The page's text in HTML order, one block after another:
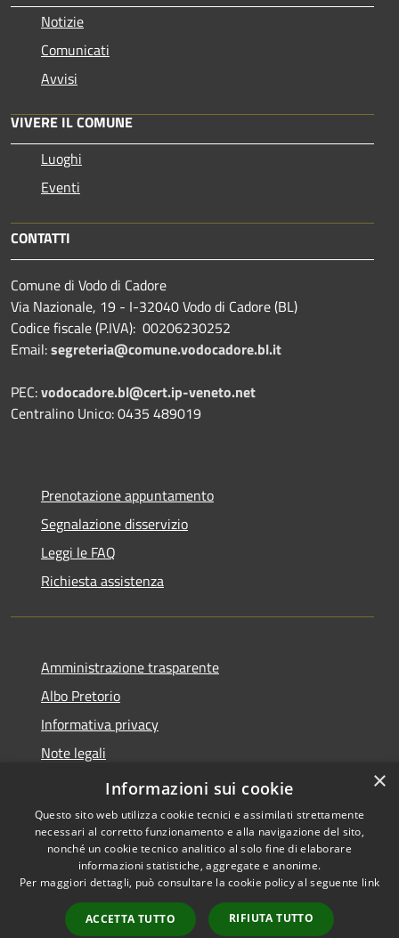
Notizie
Comunicati
Avvisi
VIVERE IL COMUNE
Luoghi
Eventi
CONTATTI
Comune di Vodo di Cadore
Via Nazionale, 19 - I-32040 Vodo di Cadore (BL)
Codice fiscale (P.IVA): 00206230252
Email:segreteria@comune.vodocadore.bl.it
PEC:vodocadore.bl@cert.ip-veneto.net
Centralino Unico: 0435 489019
Prenotazione appuntamento
Segnalazione disservizio
Leggi le FAQ
Richiesta assistenza
Amministrazione trasparente
Albo Pretorio
Informativa privacy
Note legali
Dichiarazione di accessibilità
Accessibilità
Copyright © 2026 • Comune di
Vodo di Cadore • Powered by
Municipium•
Accesso
×
Informazioni sui cookie
Questo sito web utilizza cookie tecnici e assimilati strettamente
necessari al corretto funzionamento e alla navigazione del sito,
nonché un cookie tecnico analitico al solo fine di elaborare
informazioni statistiche, aggregate e anonime.
Per maggiori dettagli, può consultare la cookie policy al seguente link
ACCETTA TUTTO RIFIUTA TUTTO